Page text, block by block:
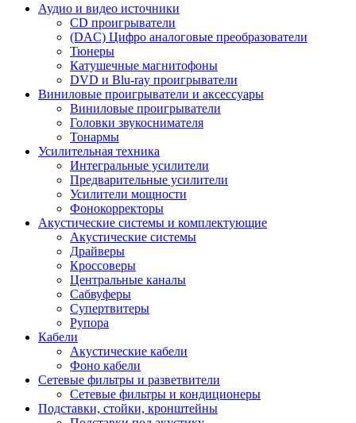
Аудио и видео источники
CD проигрыватели
(DAC) Цифро аналоговые преобразователи
Тюнеры
Катушечные магнитофоны
DVD и Blu-ray проигрыватели
Виниловые проигрыватели и аксессуары
Виниловые проигрыватели
Головки звукоснимателя
Тонармы
Усилительная техника
Интегральные усилители
Предварительные усилители
Усилители мощности
Фонокорректоры
Акустические системы и комплектующие
Акустические системы
Драйверы
Кроссоверы
Центральные каналы
Сабвуферы
Супертвитеры
Рупора
Кабели
Акустические кабели
Фоно кабели
Сетевые фильтры и разветвители
Сетевые фильтры и кондиционеры
Подставки, стойки, кронштейны